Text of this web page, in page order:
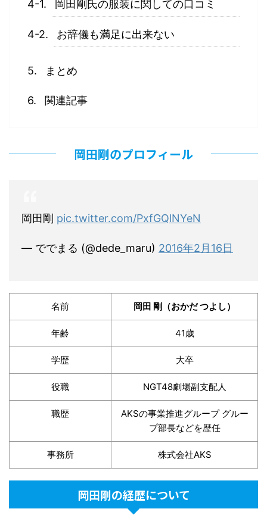
岡田剛氏の服装に関しての口コミ
お辞儀も満足に出来ない
まとめ
関連記事
岡田剛のプロフィール
岡田剛 pic.twitter.com/PxfGQlNYeN
— ででまる (@dede_maru) 2016年2月16日
名前 岡田 剛 （おかだ つよし）
年齢 41歳
学歴 大卒
役職 NGT48劇場副支配人
職歴
AKSの事業推進グループ グルー
プ部長などを歴任
事務所 株式会社AKS
岡田剛の経歴について